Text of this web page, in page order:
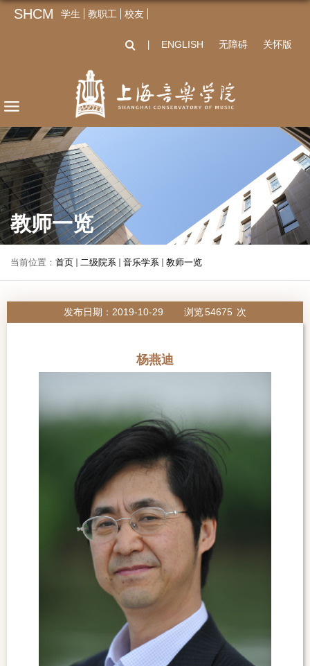
SHCM 学生 教职工 校友
ENGLISH 无障碍 关怀版
教师一览
当前位置： 首页 二级院系 音乐学系 教师一览
发布日期：2019-10-29 浏览54675 次
杨燕迪